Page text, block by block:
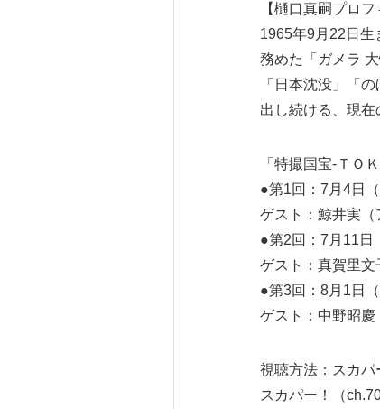
【樋口真嗣プロフ
1965年9月22日生
務めた「ガメラ
「日本沈没」「
出し続ける、現在
「特撮国宝‐ＴＯ
●第1回：7
ゲスト：鯨井実
●第2回：7
ゲスト：真賀
●第3回：8
ゲスト：中野
視聴方法：スカ
スカパー！（